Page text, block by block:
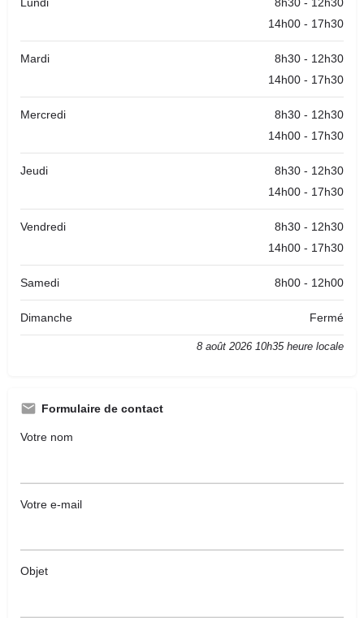
14h00 - 17h30
Mardi
8h30 - 12h30
14h00 - 17h30
Mercredi
8h30 - 12h30
14h00 - 17h30
Jeudi
8h30 - 12h30
14h00 - 17h30
Vendredi
8h30 - 12h30
14h00 - 17h30
Samedi 8h00 - 12h00
Dimanche Fermé
8 août 2026 10h35 heure locale
Formulaire de contact
Votre nom
Votre e-mail
Objet